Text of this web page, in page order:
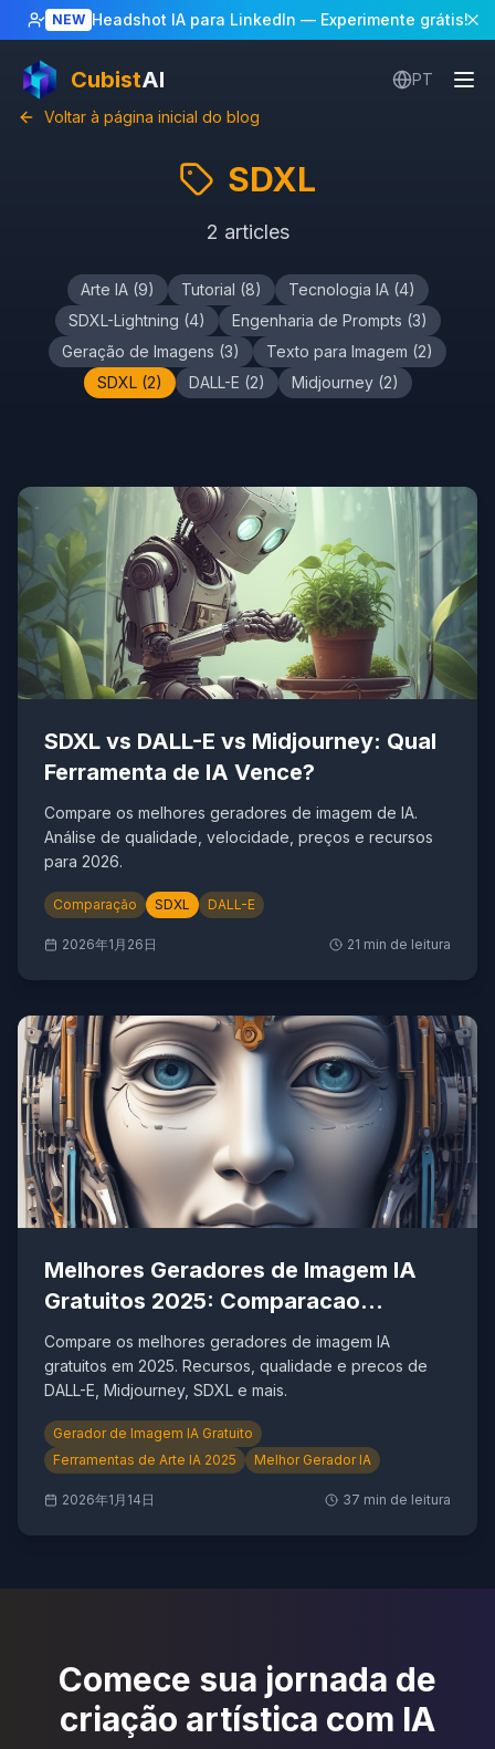
NEW Headshot IA para LinkedIn — Experimente grátis!
CubistAI
PT
Voltar à página inicial do blog
SDXL
2 articles
Arte IA(9) Tutorial (8) Tecnologia IA(4)
SDXL-Lightning (4) Engenharia de Prompts (3)
Geração de Imagens (3) Texto para Imagem (2)
SDXL(2) DALL-E (2) Midjourney(2)
SDXL vs DALL-E vs Midjourney: Qual
Ferramenta de IA Vence?
Compare os melhores geradores de imagem de IA.
Análise de qualidade, velocidade, preços e recursos
para 2026.
Comparação SDXL DALL-E
2026年1月26日 21 min de leitura
Melhores Geradores de Imagem IA
Gratuitos 2025: Comparacao
Completa
Compare os melhores geradores de imagem IA
gratuitos em 2025. Recursos, qualidade e precos de
DALL-E, Midjourney, SDXL e mais.
Gerador de Imagem IA Gratuito
Ferramentas de Arte IA 2025
Melhor Gerador IA
2026年1月14日 37 min de leitura
Comece sua jornada de
criação artística com IA